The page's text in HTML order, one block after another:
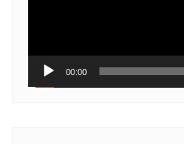
00:00